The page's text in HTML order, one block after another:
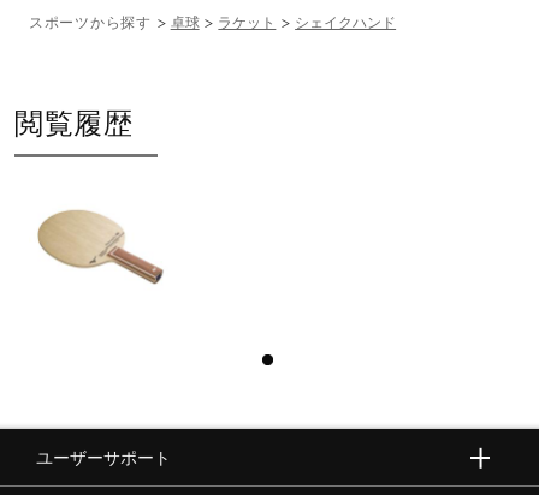
スポーツから探す 卓球 ラケット シェイクハンド
閲覧履歴
ユーザーサポート